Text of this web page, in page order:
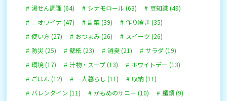
湯せん調理 (64)
シナモロール (63)
豆知識 (49)
ニオワイナ (47)
副菜 (39)
作り置き (35)
使い方 (27)
おつまみ (26)
スイーツ (26)
防災 (25)
壁紙 (23) 消臭 (21)
サラダ (19)
環境 (17)
汁物・スープ (13)
ホワイトデー (13)
ごはん (12)
一人暮らし (11)
収納 (11)
バレンタイン (11)
かもめのサニー (10)
麺類 (9)